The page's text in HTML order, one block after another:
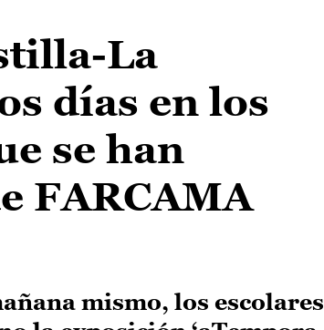
La
días en los
se han
FARCAMA
mismo, los escolares